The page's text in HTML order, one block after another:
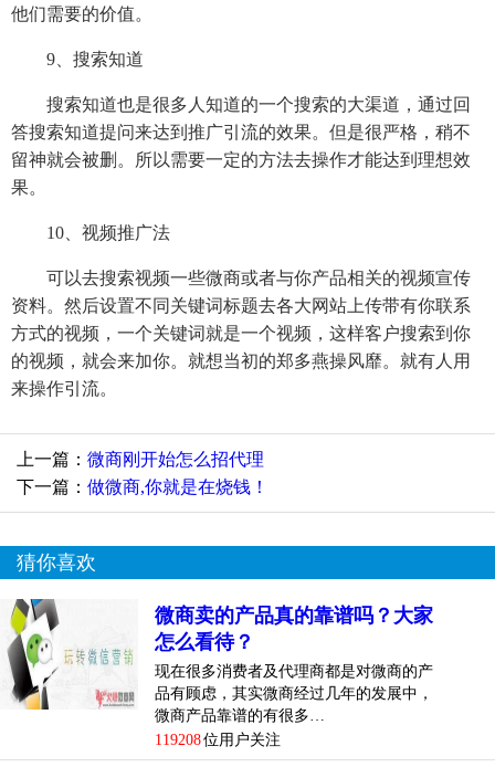
他们需要的价值。
9、搜索知道
搜索知道也是很多人知道的一个搜索的大渠道，通过回
答搜索知道提问来达到推广引流的效果。但是很严格，稍不
留神就会被删。所以需要一定的方法去操作才能达到理想效
果。
10、视频推广法
可以去搜索视频一些微商或者与你产品相关的视频宣传
资料。然后设置不同关键词标题去各大网站上传带有你联系
方式的视频，一个关键词就是一个视频，这样客户搜索到你
的视频，就会来加你。就想当初的郑多燕操风靡。就有人用
来操作引流。
上一篇： 微商刚开始怎么招代理
下一篇： 做微商,你就是在烧钱！
猜你喜欢
微商卖的产品真的靠谱吗？大家
怎么看待？
现在很多消费者及代理商都是对微商的产
品有顾虑，其实微商经过几年的发展中，
微商产品靠谱的有很多…
119208位用户关注